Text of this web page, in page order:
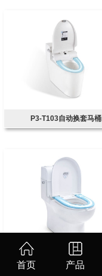
P3-T103自动换套马桶
CP3361自动换套马桶
首页 产品